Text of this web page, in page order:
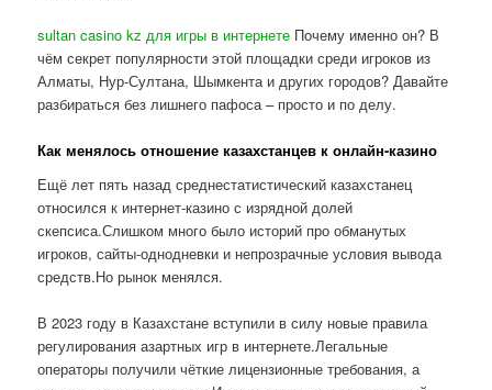
sultan casino kz для игры в интернете Почему именно он? В
чём секрет популярности этой площадки среди игроков из
Алматы, Нур-Султана, Шымкента и других городов? Давайте
разбираться без лишнего пафоса – просто и по делу.
Как менялось отношение казахстанцев к онлайн-казино
Ещё лет пять назад среднестатистический казахстанец
относился к интернет-казино с изрядной долей
скепсиса.Слишком много было историй про обманутых
игроков, сайты-однодневки и непрозрачные условия вывода
средств.Но рынок менялся.
В 2023 году в Казахстане вступили в силу новые правила
регулирования азартных игр в интернете.Легальные
операторы получили чёткие лицензионные требования, а